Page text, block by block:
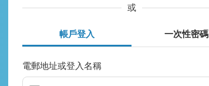
或
帳戶登入 一次性密碼
電郵地址或登入名稱